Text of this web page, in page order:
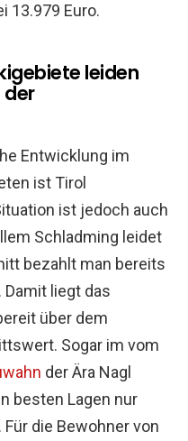
13.979 Euro.
leiden
der
Entwicklung im
ist Tirol
ist jedoch auch
Schladming leidet
bezahlt man bereits
Damit liegt das
über dem
Sogar im vom
der Ära Nagl
besten Lagen nur
die Bewohner von